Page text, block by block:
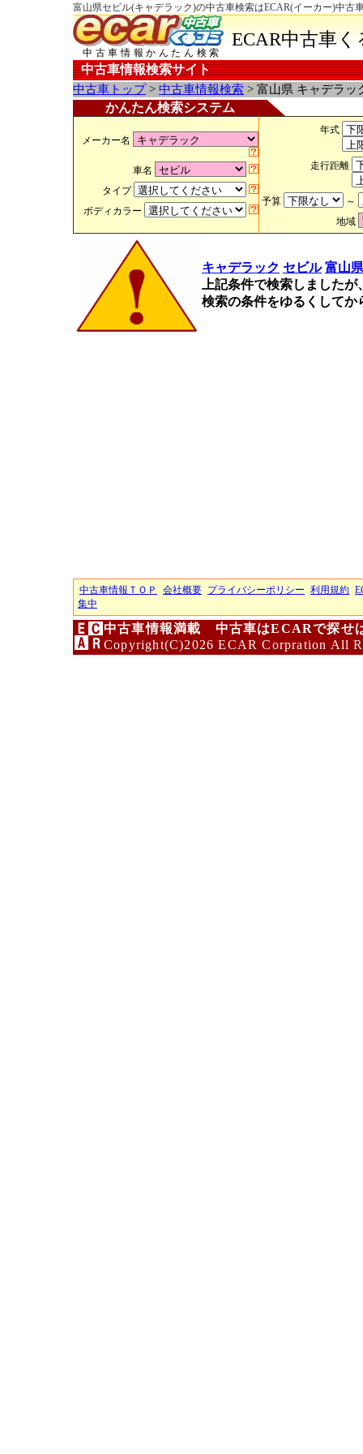
富山県セビル(キャデラック)の中古車検索はECAR(イーカー)中古
中古車情報かんたん検索
ECAR中古車
中古車情報検索サイト
中古車トップ> 中古車情報検索 > 富山県 キャデラッ
かんたん検索システム
メーカー名
車名
タイプ
ボディカラー
年式
走行距離
予算
～
地域
キャデラック セビル 富山県
上記条件で検索しました
検索の条件をゆるくして
中古車情報ＴＯＰ 会社概要 プライバシーポリシー 利用規約
集中
中古車情報満載 中古車はECARで探せ
Copyright(C)2026 ECAR Corpration All